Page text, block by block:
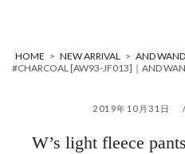
HOME > NEW ARRIVAL > AND
#CHARCOAL [AW93-JF013]｜AND
2019年10月31日
W’s light fleece